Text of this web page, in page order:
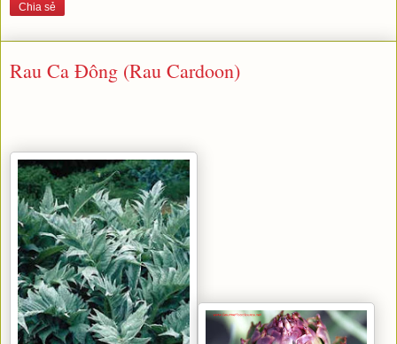
Chia sẻ
Rau Ca Đông (Rau Cardoon)